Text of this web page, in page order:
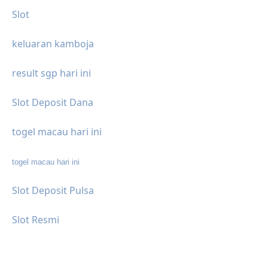
Slot
keluaran kamboja
result sgp hari ini
Slot Deposit Dana
togel macau hari ini
togel macau hari ini
Slot Deposit Pulsa
Slot Resmi